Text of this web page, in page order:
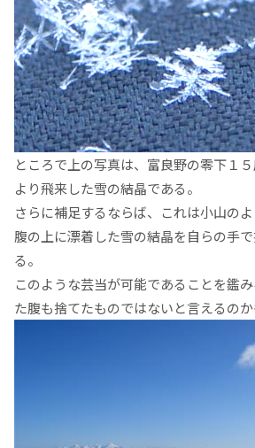
ところで上の写真は、富良野の零下１
より飛来した雪の結晶である。
さらに補足するならば、これは小山の
腹の上に漂着した雪の結晶を自らの手
る。
このような芸当が可能であることを鑑
た腹も捨てたものではないと言えるのか